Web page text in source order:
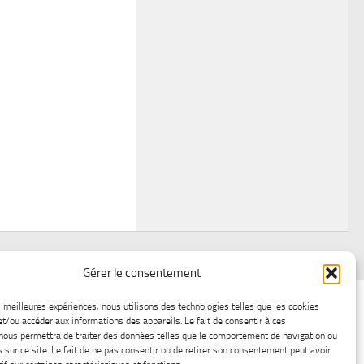
Gérer le consentement
expériences, nous utilisons des technologies telles que les cookies
ou accéder aux informations des appareils. Le fait de consentir à ces
permettra de traiter des données telles que le comportement de navigation ou
sur ce site. Le fait de ne pas consentir ou de retirer son consentement peut avoir
nous Lac-Saint-Jean glace Boutique en ligne